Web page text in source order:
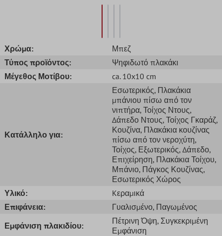
Χρώμα:
Μπεζ
Τύπος προϊόντος:
Ψηφιδωτό πλακάκι
Μέγεθος Μοτίβου:
ca. 10x10 cm
Κατάλληλο για:
Εσωτερικός, Πλακάκια
μπάνιου πίσω από τον
νιπτήρα, Τοίχος Ντους,
Δάπεδο Ντους, Τοίχος Γκαράζ,
Κουζίνα, Πλακάκια κουζίνας
πίσω από τον νεροχύτη,
Τοίχος, Εξωτερικός, Δάπεδο,
Επιχείρηση, Πλακάκια Τοίχου,
Μπάνιο, Πάγκος Κουζίνας,
Εσωτερικός Χώρος
Υλικό:
Kεραμικά
Επιφάνεια:
Γυαλισμένο, Παγωμένος
Εμφάνιση πλακιδίου:
Πέτρινη Όψη, Συγκεκριμένη
Εμφάνιση